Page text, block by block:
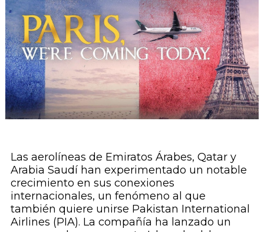
Las aerolíneas de Emiratos Árabes, Qatar y
Arabia Saudí han experimentado un notable
crecimiento en sus conexiones
internacionales, un fenómeno al que
también quiere unirse Pakistan International
Airlines (PIA). La compañía ha lanzado un